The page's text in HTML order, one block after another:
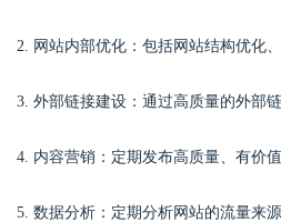
2. 网站内部优化：包括网站结构优化
3. 外部链接建设：通过高质量的外部
4. 内容营销：定期发布高质量、有价
5. 数据分析：定期分析网站的流量来